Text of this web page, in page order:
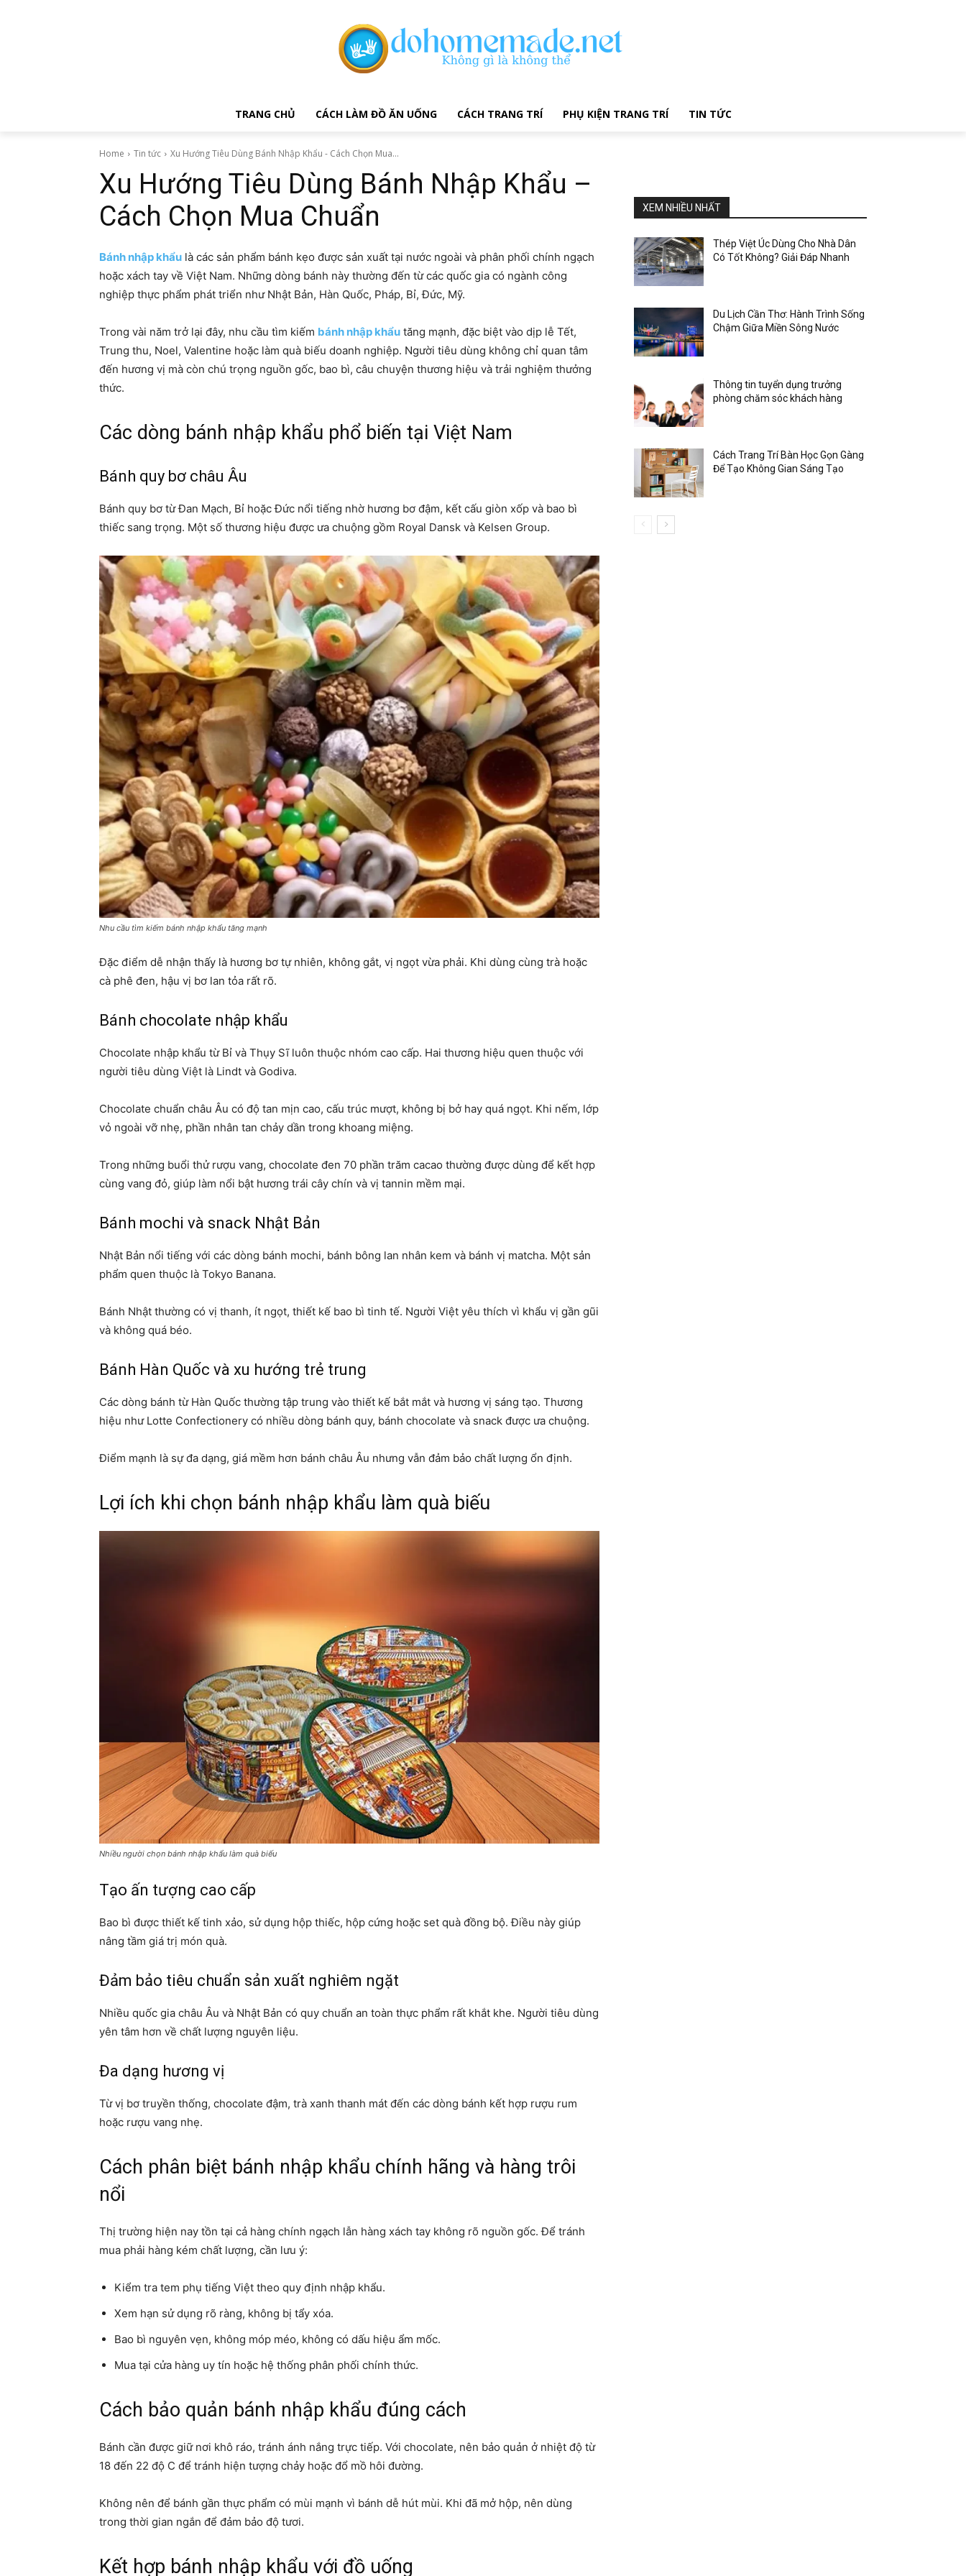
TRANG CHỦ CÁCH LÀM ĐỒ ĂN UỐNG CÁCH TRANG TRÍ PHỤ KIỆN TRANG TRÍ TIN TỨC
Home Tin tức Xu Hướng Tiêu Dùng Bánh Nhập Khẩu - Cách Chọn Mua...
Xu Hướng Tiêu Dùng Bánh Nhập Khẩu –
Cách Chọn Mua Chuẩn
Bánh nhập khẩu là các sản phẩm bánh kẹo được sản xuất tại nước ngoài và phân phối chính ngạch
hoặc xách tay về Việt Nam. Những dòng bánh này thường đến từ các quốc gia có ngành công
nghiệp thực phẩm phát triển như Nhật Bản, Hàn Quốc, Pháp, Bỉ, Đức, Mỹ.
Trong vài năm trở lại đây, nhu cầu tìm kiếm bánh nhập khẩu tăng mạnh, đặc biệt vào dịp lễ Tết,
Trung thu, Noel, Valentine hoặc làm quà biếu doanh nghiệp. Người tiêu dùng không chỉ quan tâm
đến hương vị mà còn chú trọng nguồn gốc, bao bì, câu chuyện thương hiệu và trải nghiệm thưởng
thức.
Các dòng bánh nhập khẩu phổ biến tại Việt Nam
Bánh quy bơ châu Âu
Bánh quy bơ từ Đan Mạch, Bỉ hoặc Đức nổi tiếng nhờ hương bơ đậm, kết cấu giòn xốp và bao bì
thiếc sang trọng. Một số thương hiệu được ưa chuộng gồm Royal Dansk và Kelsen Group.
Nhu cầu tìm kiếm bánh nhập khẩu tăng mạnh
Đặc điểm dễ nhận thấy là hương bơ tự nhiên, không gắt, vị ngọt vừa phải. Khi dùng cùng trà hoặc
cà phê đen, hậu vị bơ lan tỏa rất rõ.
Bánh chocolate nhập khẩu
Chocolate nhập khẩu từ Bỉ và Thụy Sĩ luôn thuộc nhóm cao cấp. Hai thương hiệu quen thuộc với
người tiêu dùng Việt là Lindt và Godiva.
Chocolate chuẩn châu Âu có độ tan mịn cao, cấu trúc mượt, không bị bở hay quá ngọt. Khi nếm, lớp
vỏ ngoài vỡ nhẹ, phần nhân tan chảy dần trong khoang miệng.
Trong những buổi thử rượu vang, chocolate đen 70 phần trăm cacao thường được dùng để kết hợp
cùng vang đỏ, giúp làm nổi bật hương trái cây chín và vị tannin mềm mại.
Bánh mochi và snack Nhật Bản
Nhật Bản nổi tiếng với các dòng bánh mochi, bánh bông lan nhân kem và bánh vị matcha. Một sản
phẩm quen thuộc là Tokyo Banana.
Bánh Nhật thường có vị thanh, ít ngọt, thiết kế bao bì tinh tế. Người Việt yêu thích vì khẩu vị gần gũi
và không quá béo.
Bánh Hàn Quốc và xu hướng trẻ trung
Các dòng bánh từ Hàn Quốc thường tập trung vào thiết kế bắt mắt và hương vị sáng tạo. Thương
hiệu như Lotte Confectionery có nhiều dòng bánh quy, bánh chocolate và snack được ưa chuộng.
Điểm mạnh là sự đa dạng, giá mềm hơn bánh châu Âu nhưng vẫn đảm bảo chất lượng ổn định.
Lợi ích khi chọn bánh nhập khẩu làm quà biếu
Nhiều người chọn bánh nhập khẩu làm quà biếu
Tạo ấn tượng cao cấp
Bao bì được thiết kế tinh xảo, sử dụng hộp thiếc, hộp cứng hoặc set quà đồng bộ. Điều này giúp
nâng tầm giá trị món quà.
Đảm bảo tiêu chuẩn sản xuất nghiêm ngặt
Nhiều quốc gia châu Âu và Nhật Bản có quy chuẩn an toàn thực phẩm rất khắt khe. Người tiêu dùng
yên tâm hơn về chất lượng nguyên liệu.
Đa dạng hương vị
Từ vị bơ truyền thống, chocolate đậm, trà xanh thanh mát đến các dòng bánh kết hợp rượu rum
hoặc rượu vang nhẹ.
Cách phân biệt bánh nhập khẩu chính hãng và hàng trôi
nổi
Thị trường hiện nay tồn tại cả hàng chính ngạch lẫn hàng xách tay không rõ nguồn gốc. Để tránh
mua phải hàng kém chất lượng, cần lưu ý:
Kiểm tra tem phụ tiếng Việt theo quy định nhập khẩu.
Xem hạn sử dụng rõ ràng, không bị tẩy xóa.
Bao bì nguyên vẹn, không móp méo, không có dấu hiệu ẩm mốc.
Mua tại cửa hàng uy tín hoặc hệ thống phân phối chính thức.
Cách bảo quản bánh nhập khẩu đúng cách
Bánh cần được giữ nơi khô ráo, tránh ánh nắng trực tiếp. Với chocolate, nên bảo quản ở nhiệt độ từ
18 đến 22 độ C để tránh hiện tượng chảy hoặc đổ mồ hôi đường.
Không nên để bánh gần thực phẩm có mùi mạnh vì bánh dễ hút mùi. Khi đã mở hộp, nên dùng
trong thời gian ngắn để đảm bảo độ tươi.
Kết hợp bánh nhập khẩu với đồ uống
XEM NHIỀU NHẤT
Thép Việt Úc Dùng Cho Nhà Dân
Có Tốt Không? Giải Đáp Nhanh
Du Lịch Cần Thơ: Hành Trình Sống
Chậm Giữa Miền Sông Nước
Thông tin tuyển dụng trưởng
phòng chăm sóc khách hàng
Cách Trang Trí Bàn Học Gọn Gàng
Để Tạo Không Gian Sáng Tạo